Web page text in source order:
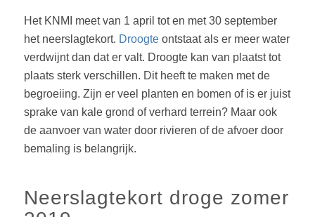
Het KNMI meet van 1 april tot en met 30 september
het neerslagtekort. Droogteontstaat als er meer water
verdwijnt dan dat er valt. Droogte kan van plaatst tot
plaats sterk verschillen. Dit heeft te maken met de
begroeiing. Zijn er veel planten en bomen of is er juist
sprake van kale grond of verhard terrein? Maar ook
de aanvoer van water door rivieren of de afvoer door
bemaling is belangrijk.
Neerslagtekort droge zomer